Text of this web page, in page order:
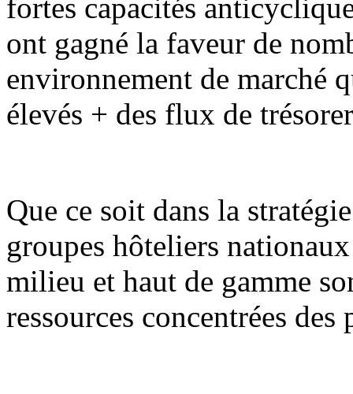
fortes capacités
ont gagné la faveur de
environnement de marché
élevés + des flux de
Que ce soit dans la
groupes hôteliers
milieu et haut de gamme
ressources concentrées